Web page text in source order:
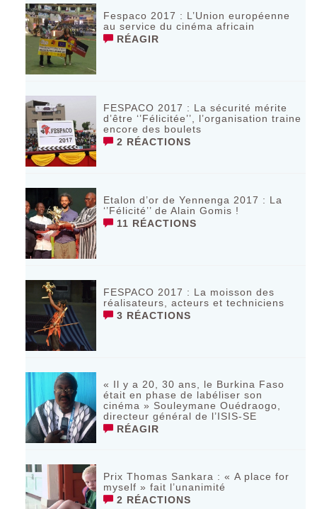
Fespaco 2017 : L’Union européenne
au service du cinéma africain
RÉAGIR
FESPACO 2017 : La sécurité mérite
d’être ‘’Félicitée’’, l’organisation traine
encore des boulets
2 RÉACTIONS
Etalon d’or de Yennenga 2017 : La
‘’Félicité’’ de Alain Gomis !
11 RÉACTIONS
FESPACO 2017 : La moisson des
réalisateurs, acteurs et techniciens
3 RÉACTIONS
« Il y a 20, 30 ans, le Burkina Faso
était en phase de labéliser son
cinéma » Souleymane Ouédraogo,
directeur général de l’ISIS-SE
RÉAGIR
Prix Thomas Sankara : « A place for
myself » fait l’unanimité
2 RÉACTIONS